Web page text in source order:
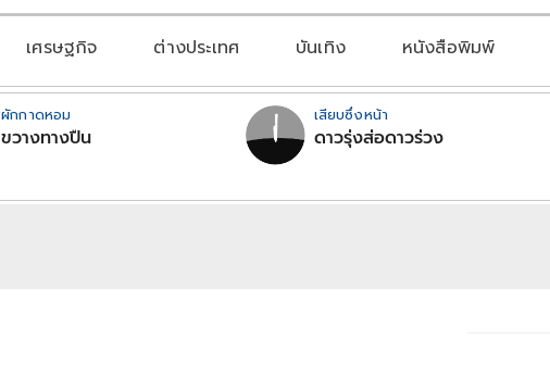
เศรษฐกิจ ต่างประเทศ บันเทิง หนังสือพิมพ์
ผักกาดหอม
ขวางทางปืน
เสียบซึ่งหน้า
ดาวรุ่งส่อดาวร่วง